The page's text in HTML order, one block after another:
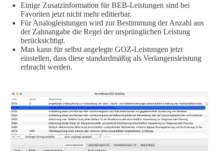
Einige Zusatzinformation für BEB-Leistungen sind bei
Favoriten jetzt nicht mehr editierbar.
Für Analogleistungen wird zur Bestimmung der Anzahl aus
der Zahnangabe die Regel der ursprünglichen Leistung
berücksichtigt.
Man kann für selbst angelegte GOZ-Leistungen jetzt
einstellen, dass diese standardmäßig als Verlangensleistung
erbracht werden.